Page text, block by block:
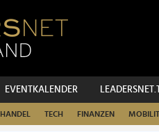
EVENTKALENDER
HANDEL TECH FINANZEN